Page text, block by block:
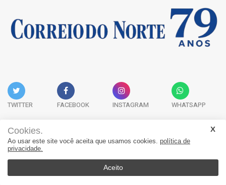
TWITTER FACEBOOK INSTAGRAM WHATSAPP
Acervo Digital Fale Conosco Quem Somos
Cookies.
Ao usar este site você aceita que usamos cookies. política de
privacidade.
Aceito